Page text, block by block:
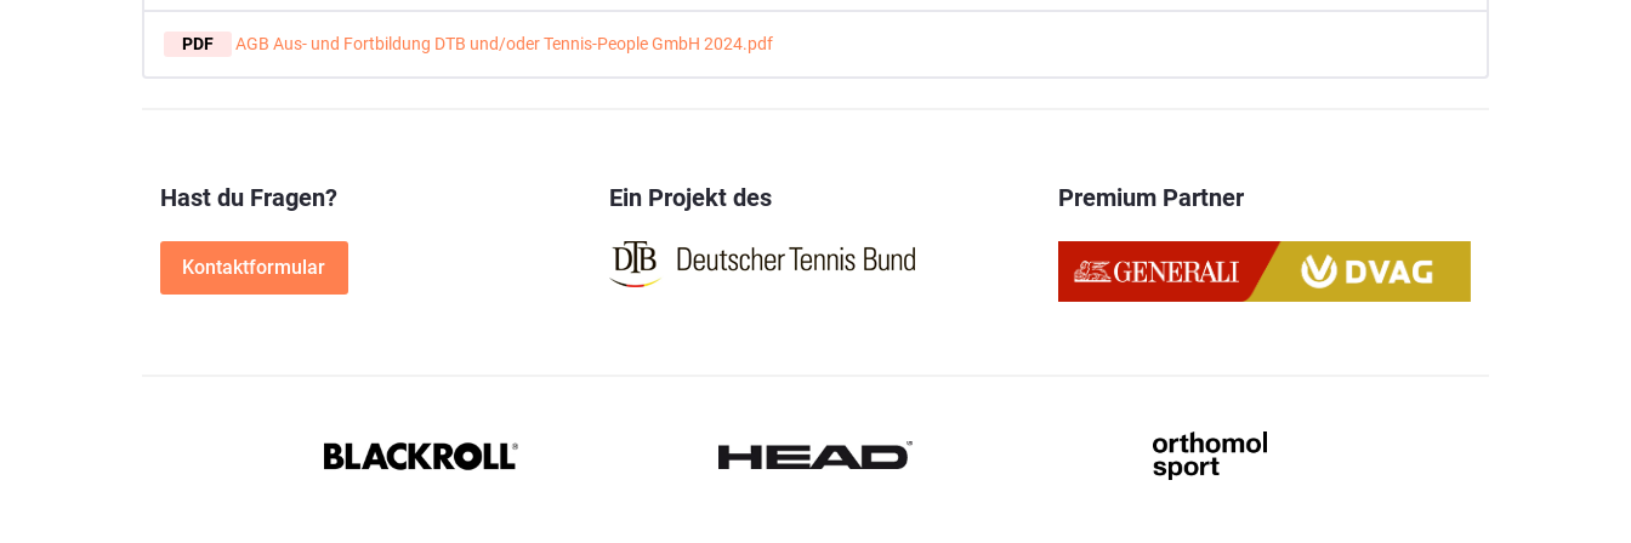
PDF AGB Aus- und Fortbildung DTB und/oder Tennis-People GmbH 2024.pdf
Hast du Fragen?
Kontaktformular
Ein Projekt des Premium Partner